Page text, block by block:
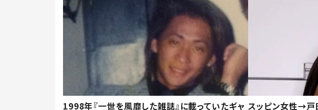
1998年『一世を風靡した雑誌』に載っていたギャ スッピン女性→戸